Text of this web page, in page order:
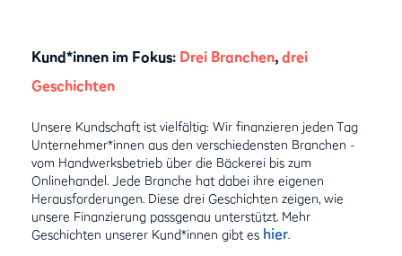
Kund*innen im Fokus: Drei Branchen,drei
Geschichten
Unsere Kundschaft ist vielfältig: Wir finanzieren jeden Tag
Unternehmer*innen aus den verschiedensten Branchen -
vom Handwerksbetrieb über die Bäckerei bis zum
Onlinehandel. Jede Branche hat dabei ihre eigenen
Herausforderungen. Diese drei Geschichten zeigen, wie
unsere Finanzierung passgenau unterstützt. Mehr
Geschichten unserer Kund*innen gibt es hier.